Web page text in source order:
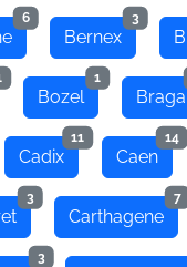
6
Bernex
3
Bozel
1
Braga
Cadix
11
Caen
14
3
Carthagene
7
3